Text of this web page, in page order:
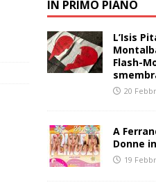
IN PRIMO PIANO
L’Isis
Flash-
20
A
Donne
19